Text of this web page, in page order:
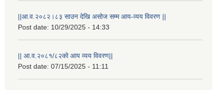
||आ.व.२०८२।८३ साउन देखि असोज सम्म आय-व्यय विवरण ||
Post date: 10/29/2025 - 14:33
|| आ.व.२०८१/८२को आय व्यय विवरण||
Post date: 07/15/2025 - 11:11